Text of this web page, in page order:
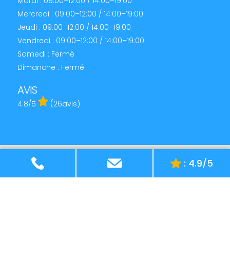
Mercredi : 09:00–12:00 / 14:00–19:00
Jeudi : 09:00–12:00 / 14:00–19:00
Vendredi : 09:00–12:00 / 14:00–19:00
Samedi : Fermé
Dimanche : Fermé
AVIS
4.8/5 (26avis)
: 4.9/5